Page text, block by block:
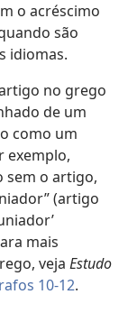
o acréscimo
são
idiomas.
no grego
de um
como um
exemplo,
sem o artigo,
(artigo
mais
veja Estudo
10-12.